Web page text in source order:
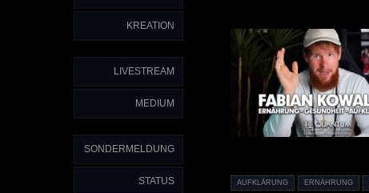
KREATION
LIVESTREAM
MEDIUM
SONDERMELDUNG
STATUS AUFKLÄRUNG ERNÄHRUNG